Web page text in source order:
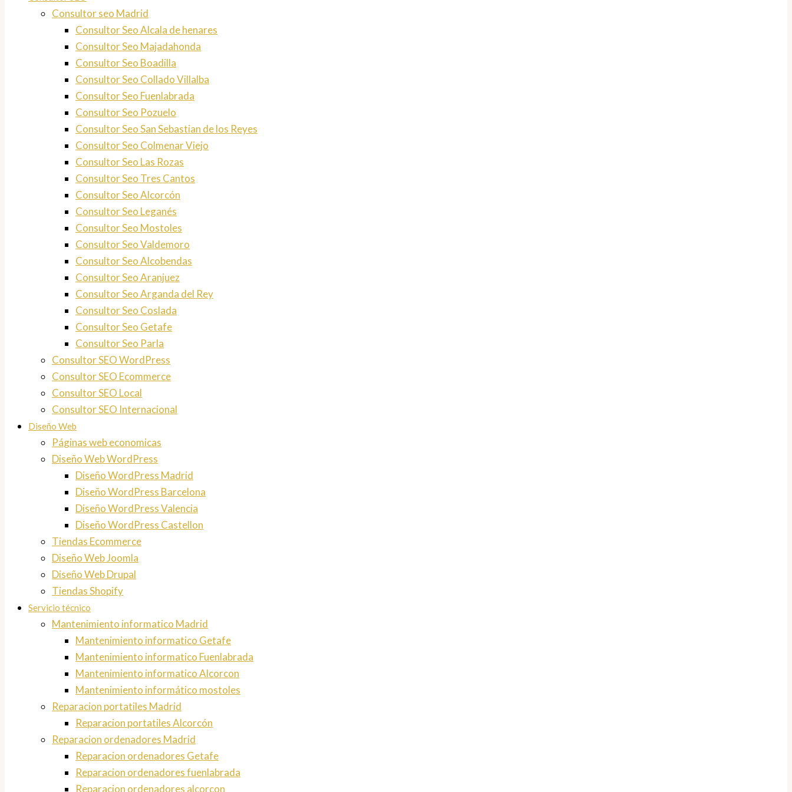
Consultor seo Madrid
Consultor Seo Alcala de henares
Consultor Seo Majadahonda
Consultor Seo Boadilla
Consultor Seo Collado Villalba
Consultor Seo Fuenlabrada
Consultor Seo Pozuelo
Consultor Seo San Sebastian de los Reyes
Consultor Seo Colmenar Viejo
Consultor Seo Las Rozas
Consultor Seo Tres Cantos
Consultor Seo Alcorcón
Consultor Seo Leganés
Consultor Seo Mostoles
Consultor Seo Valdemoro
Consultor Seo Alcobendas
Consultor Seo Aranjuez
Consultor Seo Arganda del Rey
Consultor Seo Coslada
Consultor Seo Getafe
Consultor Seo Parla
Consultor SEO WordPress
Consultor SEO Ecommerce
Consultor SEO Local
Consultor SEO Internacional
Diseño Web
Páginas web economicas
Diseño Web WordPress
Diseño WordPress Madrid
Diseño WordPress Barcelona
Diseño WordPress Valencia
Diseño WordPress Castellon
Tiendas Ecommerce
Diseño Web Joomla
Diseño Web Drupal
Tiendas Shopify
Servicio técnico
Mantenimiento informatico Madrid
Mantenimiento informatico Getafe
Mantenimiento informatico Fuenlabrada
Mantenimiento informatico Alcorcon
Mantenimiento informático mostoles
Reparacion portatiles Madrid
Reparacion portatiles Alcorcón
Reparacion ordenadores Madrid
Reparacion ordenadores Getafe
Reparacion ordenadores fuenlabrada
Reparacion ordenadores alcorcon